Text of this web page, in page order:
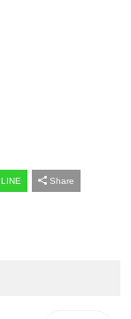
LINE Share